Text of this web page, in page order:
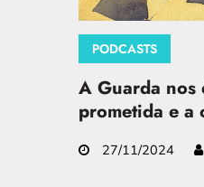
PODCASTS
A Guarda nos
prometida e a
27/11/2024